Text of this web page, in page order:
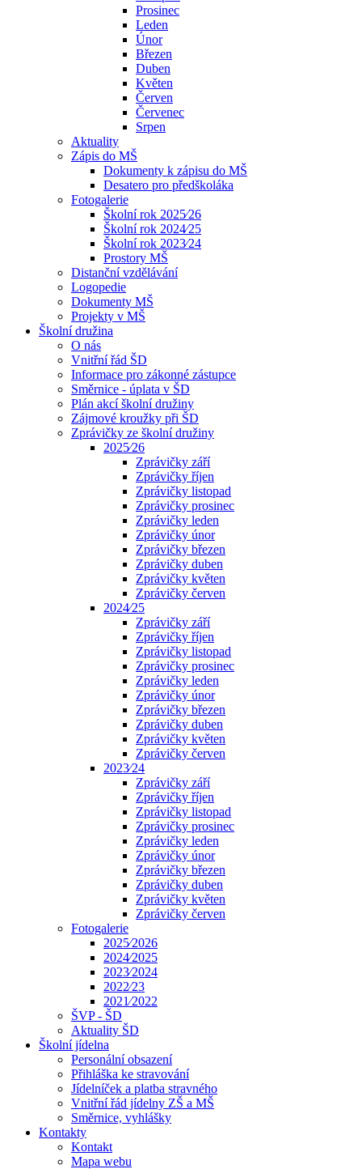
Prosinec
Leden
Únor
Březen
Duben
Květen
Červen
Červenec
Srpen
Aktuality
Zápis do MŠ
Dokumenty k zápisu do MŠ
Desatero pro předškoláka
Fotogalerie
Školní rok 2025⁄26
Školní rok 2024⁄25
Školní rok 2023⁄24
Prostory MŠ
Distanční vzdělávání
Logopedie
Dokumenty MŠ
Projekty v MŠ
Školní družina
O nás
Vnitřní řád ŠD
Informace pro zákonné zástupce
Směrnice - úplata v ŠD
Plán akcí školní družiny
Zájmové kroužky při ŠD
Zprávičky ze školní družiny
2025⁄26
Zprávičky září
Zprávičky říjen
Zprávičky listopad
Zprávičky prosinec
Zprávičky leden
Zprávičky únor
Zprávičky březen
Zprávičky duben
Zprávičky květen
Zprávičky červen
2024⁄25
Zprávičky září
Zprávičky říjen
Zprávičky listopad
Zprávičky prosinec
Zprávičky leden
Zprávičky únor
Zprávičky březen
Zprávičky duben
Zprávičky květen
Zprávičky červen
2023⁄24
Zprávičky září
Zprávičky říjen
Zprávičky listopad
Zprávičky prosinec
Zprávičky leden
Zprávičky únor
Zprávičky březen
Zprávičky duben
Zprávičky květen
Zprávičky červen
Fotogalerie
2025⁄2026
2024⁄2025
2023⁄2024
2022⁄23
2021⁄2022
ŠVP - ŠD
Aktuality ŠD
Školní jídelna
Personální obsazení
Přihláška ke stravování
Jídelníček a platba stravného
Vnitřní řád jídelny ZŠ a MŠ
Směrnice, vyhlášky
Kontakty
Kontakt
Mapa webu